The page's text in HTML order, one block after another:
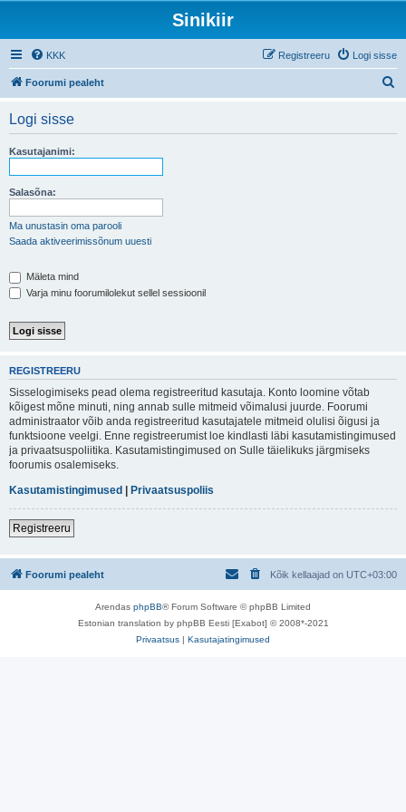
Sinikiir
KKK Logi sisse
Registreeru
Foorumi pealeht
Logi sisse
Kasutajanimi:
Salasõna:
Ma unustasin oma parooli
Saada aktiveerimissõnum uuesti
Mäleta mind
Varja minu foorumilolekut sellel sessioonil
REGISTREERU
Sisselogimiseks pead olema registreeritud kasutaja. Konto loomine võtab
kõigest mõne minuti, ning annab sulle mitmeid võimalusi juurde. Foorumi
administraator võib anda registreeritud kasutajatele mitmeid olulisi õigusi ja
funktsioone veelgi. Enne registreerumist loe kindlasti läbi kasutamistingimused
ja privaatsuspoliitika. Kasutamistingimused on Sulle täielikuks järgmiseks
foorumis osalemiseks.
Kasutamistingimused | Privaatsuspoliis
Registreeru
Foorumi pealeht Kõik kellaajad on UTC+03:00
Arendas phpBB® Forum Software © phpBB Limited
Estonian translation by phpBB Eesti [Exabot] © 2008*-2021
Privaatsus | Kasutajatingimused